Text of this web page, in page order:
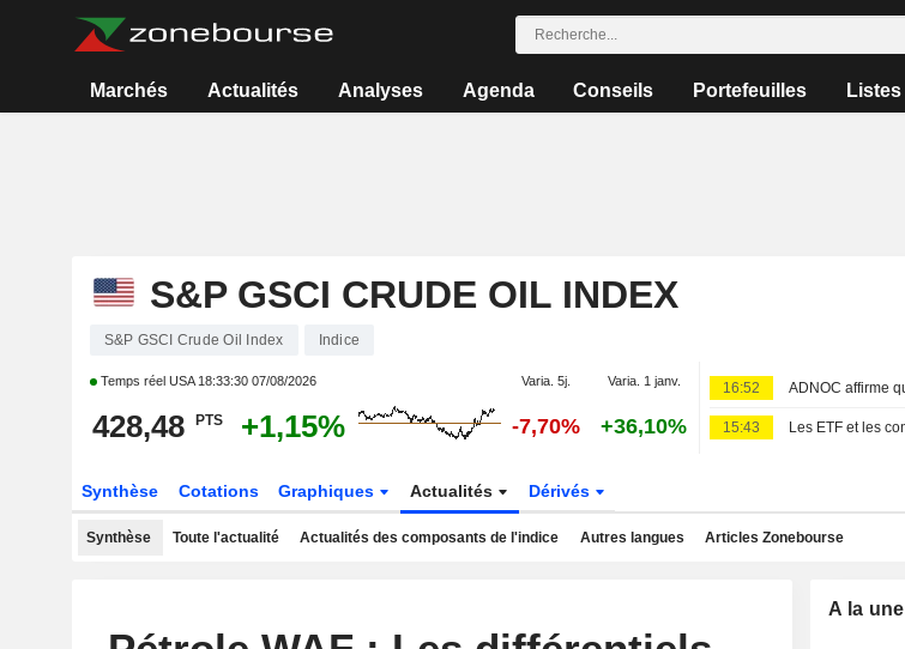
Marchés Actualités Analyses Agenda Conseils Portefeuilles Listes
S&P GSCI CRUDE OIL INDEX
S&P GSCI Crude Oil Index Indice
Temps réel USA 18:33:30 07/08/2026 Varia. 5j. Varia. 1 janv.
428,48 PTS +1,15% -7,70% +36,10%
16:52
15:43
Synthèse Cotations Graphiques Actualités Dérivés
Synthèse Toute l'actualité Actualités des composants de l'indice Autres langues Articles Zonebourse
A la une